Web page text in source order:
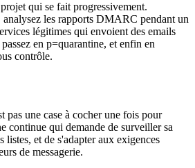
qui se fait progressivement.
les rapports DMARC pendant un
légitimes qui envoient des emails
en p=quarantine, et enfin en
contrôle.
pas une case à cocher une fois pour
continue qui demande de surveiller sa
listes, et de s'adapter aux exigences
de messagerie.